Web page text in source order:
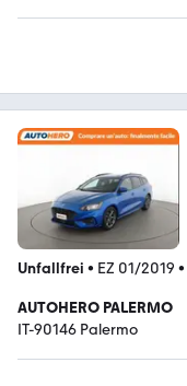
Unfallfrei • EZ 01/2019 •
AUTOHERO PALERMO
IT-90146 Palermo